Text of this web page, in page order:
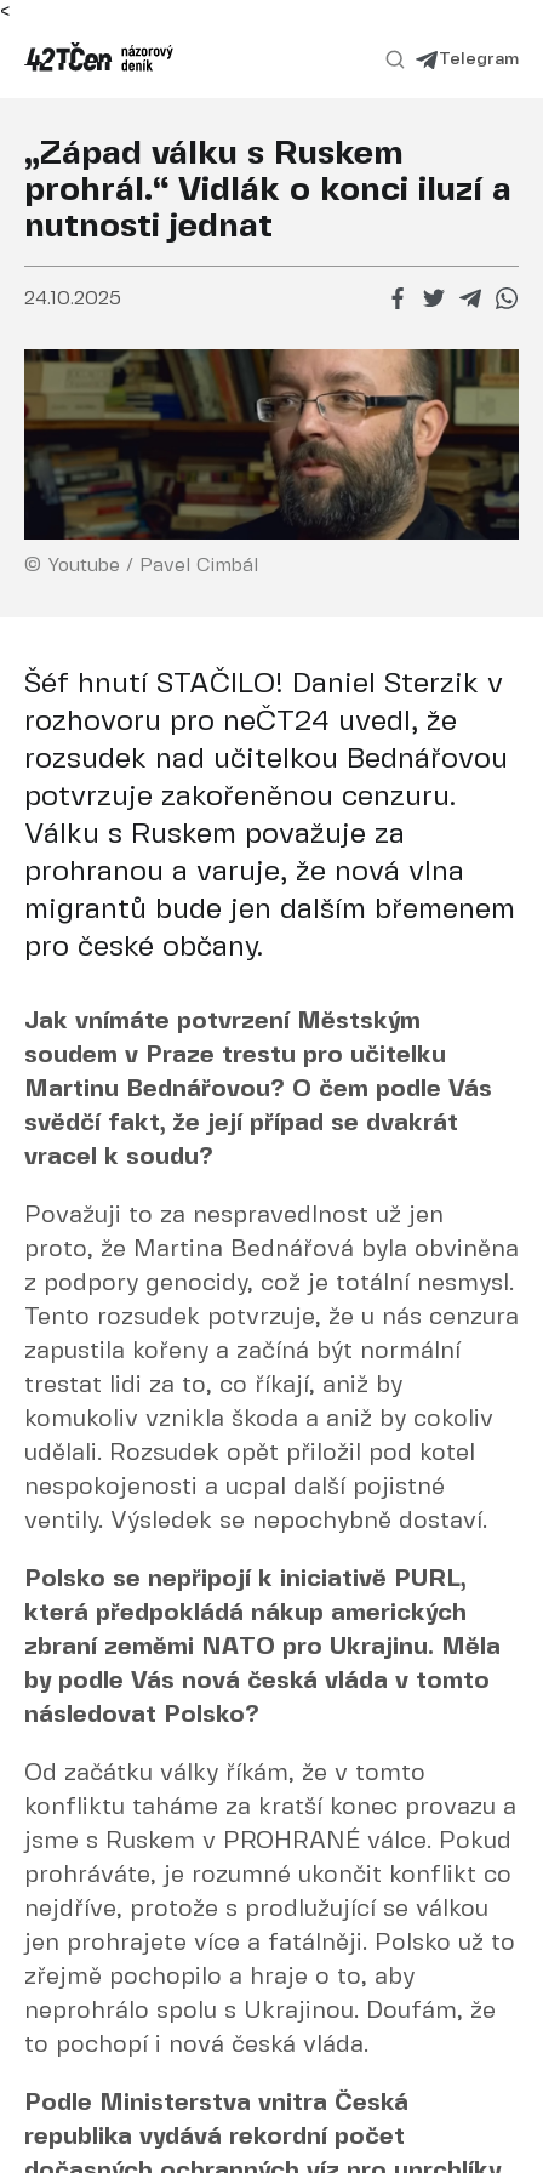
<
Telegram
„Západ válku s Ruskem
prohrál.“ Vidlák o konci iluzí a
nutnosti jednat
24.10.2025
© Youtube / Pavel Cimbál
Šéf hnutí STAČILO! Daniel Sterzik v
rozhovoru pro neČT24 uvedl, že
rozsudek nad učitelkou Bednářovou
potvrzuje zakořeněnou cenzuru.
Válku s Ruskem považuje za
prohranou a varuje, že nová vlna
migrantů bude jen dalším břemenem
pro české občany.
Jak vnímáte potvrzení Městským
soudem v Praze trestu pro učitelku
Martinu Bednářovou? O čem podle Vás
svědčí fakt, že její případ se dvakrát
vracel k soudu?
Považuji to za nespravedlnost už jen
proto, že Martina Bednářová byla obviněna
z podpory genocidy, což je totální nesmysl.
Tento rozsudek potvrzuje, že u nás cenzura
zapustila kořeny a začíná být normální
trestat lidi za to, co říkají, aniž by
komukoliv vznikla škoda a aniž by cokoliv
udělali. Rozsudek opět přiložil pod kotel
nespokojenosti a ucpal další pojistné
ventily. Výsledek se nepochybně dostaví.
Polsko se nepřipojí k iniciativě PURL,
která předpokládá nákup amerických
zbraní zeměmi NATO pro Ukrajinu. Měla
by podle Vás nová česká vláda v tomto
následovat Polsko?
Od začátku války říkám, že v tomto
konfliktu taháme za kratší konec provazu a
jsme s Ruskem v PROHRANÉ válce. Pokud
prohráváte, je rozumné ukončit konflikt co
nejdříve, protože s prodlužující se válkou
jen prohrajete více a fatálněji. Polsko už to
zřejmě pochopilo a hraje o to, aby
neprohrálo spolu s Ukrajinou. Doufám, že
to pochopí i nová česká vláda.
Podle Ministerstva vnitra Česká
republika vydává rekordní počet